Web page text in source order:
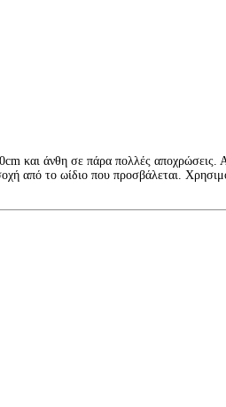
και άνθη σε πάρα πολλές
από το ωίδιο που προσβάλεται.